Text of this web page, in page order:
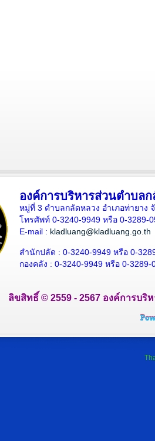
องค์การบริหารส่วนตำบลก
หมู่ที่ 3 ตำบลกลัดหลวง อำเภอท่ายาง
โทรศัพท์ 0-3240-9949 หรือ 0-3289-
E-mail : kladluang@kladluang.go.th
สำนักปลัด : 0-3240-9949 หรือ 0-
กองคลัง : 0-3240-9949 หรือ 0-3289-
ลิขสิทธิ์ © 2559 - 2567 องค์การบริ